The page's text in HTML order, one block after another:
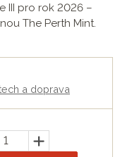
III pro rok 2026 –
The Perth Mint.
a doprava